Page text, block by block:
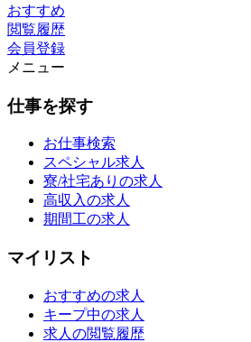
おすすめ
閲覧履歴
会員登録
メニュー
仕事を探す
お仕事検索
スペシャル求人
寮/社宅ありの求人
高収入の求人
期間工の求人
マイリスト
おすすめの求人
キープ中の求人
求人の閲覧履歴